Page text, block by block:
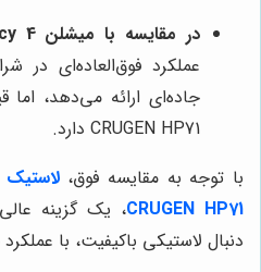
در مقایسه با میشلن Primacy 4:
عملکرد فوق‌العاده‌ای
جاده‌ای ارائه می‌دهد، اما
CRUGEN HP71 دارد.
با توجه به مقایسه فوق،
CRUGEN HP71، یک گزینه
دنبال لاستیکی باکیفیت، با